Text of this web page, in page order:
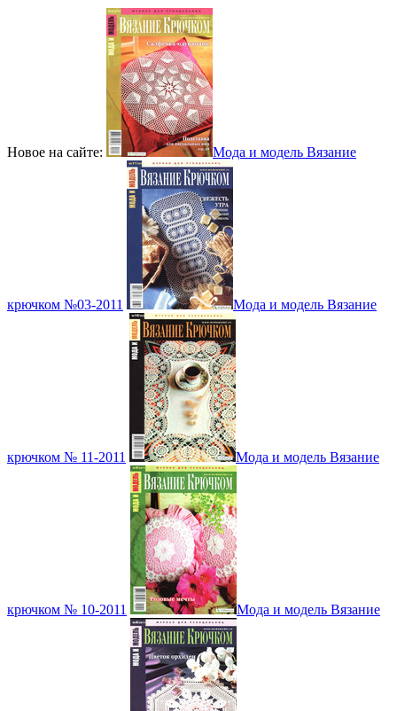
Новое на сайте: Мода и модель Вязание
крючком №03-2011 Мода и модель Вязание
крючком № 11-2011 Мода и модель Вязание
крючком № 10-2011 Мода и модель Вязание